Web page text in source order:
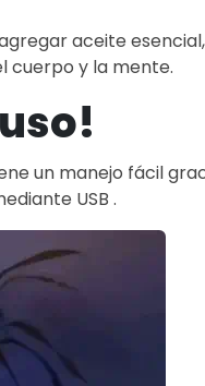
aceite
cuerpo y la mente.
uso!
un manejo fácil
USB .